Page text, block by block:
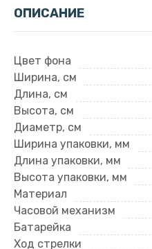
ОПИСАНИЕ
Цвет фона
Ширина, см
Длина, см
Высота, см
Диаметр, см
Ширина упаковки, мм
Длина упаковки, мм
Высота упаковки, мм
Материал
Часовой механизм
Батарейка
Ход стрелки